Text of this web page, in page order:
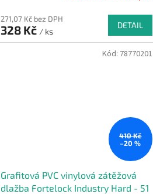
271,07 Kč bez DPH
328 Kč / ks
DETAIL
410 Kč
–20 %
Grafitová PVC vinylová zátěžová
dlažba Fortelock Industry Hard - 51
Kód: 78770201